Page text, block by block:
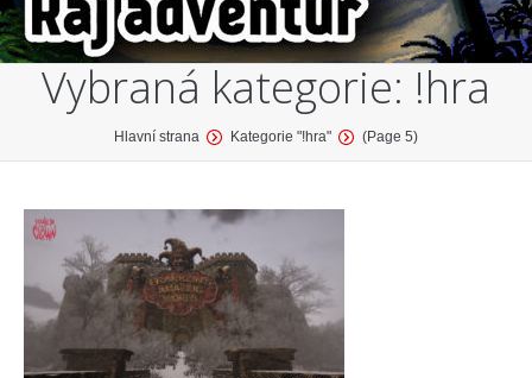
Registrace Home
O projektu
Katalog her
Vybraná kategorie: !hra
You are here:Hlavní strana Kategorie "!hra" (Page 5)